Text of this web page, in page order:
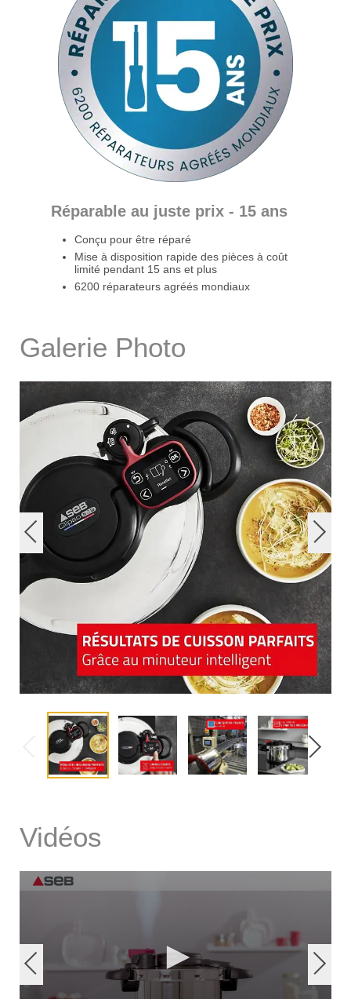
Réparable au juste prix - 15 ans
Conçu pour être réparé
Mise à disposition rapide des pièces à coût
limité pendant 15 ans et plus
6200 réparateurs agréés mondiaux
Galerie Photo
Vidéos